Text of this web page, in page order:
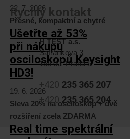
22. 7. 2026
Přesné, kompaktní a chytré
Ušetřte až 53%
při nákupu
osciloskopů Keysight
HD3!
19. 6. 2026
Sleva 20% na osciloskop + dvě
rozšíření zcela ZDARMA
Real time spektrální
Rychlý kontakt
H TEST a.s.
Šafránkova 3
155 00 Praha 5
+420 235 365 207
+420 235 365 204